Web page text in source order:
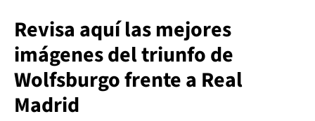
Revisa aquí las mejores
imágenes del triunfo de
Wolfsburgo frente a Real
Madrid